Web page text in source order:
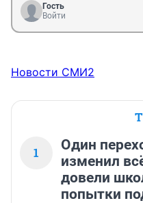
Гость
Войти
Новости СМИ2
1
Один
изменил
довели
попытки